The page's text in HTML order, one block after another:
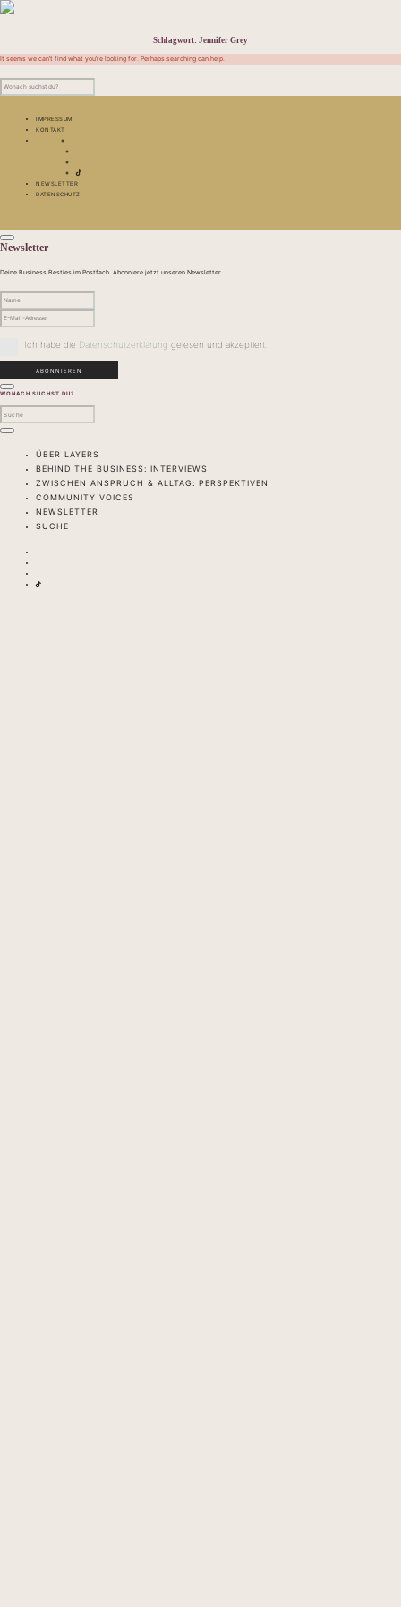
Schlagwort: Jennifer Grey
It seems we can’t find what you’re looking for. Perhaps searching can help.
IMPRESSUM
KONTAKT
NEWSLETTER
DATENSCHUTZ
Newsletter
Deine Business Besties im Postfach. Abonniere jetzt unseren Newsletter.
Ich habe die Datenschutzerklärung gelesen und akzeptiert.
WONACH SUCHST DU?
ÜBER LAYERS
BEHIND THE BUSINESS: INTERVIEWS
ZWISCHEN ANSPRUCH & ALLTAG: PERSPEKTIVEN
COMMUNITY VOICES
NEWSLETTER
SUCHE